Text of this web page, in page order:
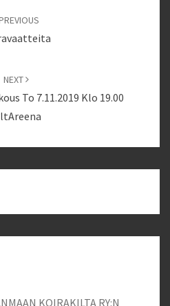
NEXT
To 7.11.2019 Klo 19.00
KOIRAKILTA RY:N